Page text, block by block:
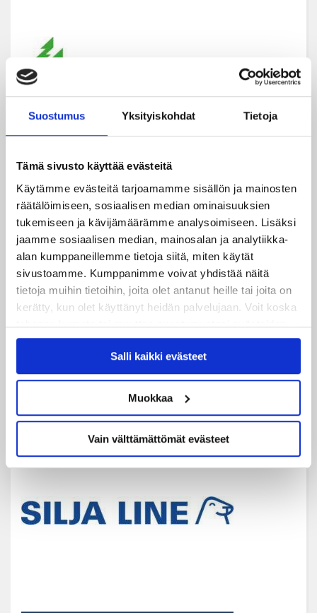
Suostumus Yksityiskohdat Tietoja
Tämä sivusto käyttää evästeitä
Käytämme evästeitä tarjoamamme sisällön ja mainosten
räätälöimiseen, sosiaalisen median ominaisuuksien
tukemiseen ja kävijämäärämme analysoimiseen. Lisäksi
jaamme sosiaalisen median, mainosalan ja analytiikka-
alan kumppaneillemme tietoja siitä, miten käytät
sivustoamme. Kumppanimme voivat yhdistää näitä
tietoja muihin tietoihin, joita olet antanut heille tai joita on
kerätty, kun olet käyttänyt heidän palvelujaan. Voit koska
tahansa kumota tai muuttaa suostumustasi evästeiden
käytöstäEvästeet-sivultamme.
Salli kaikki evästeet
Muokkaa
Vain välttämättömät evästeet